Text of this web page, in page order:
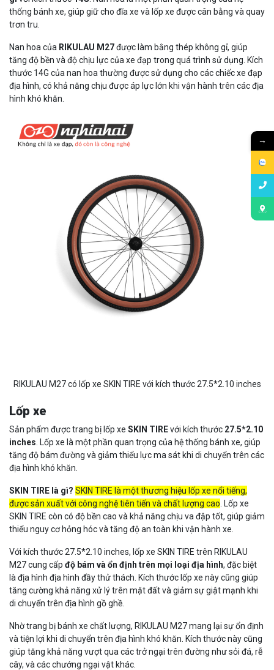
thống bánh xe, giúp giữ cho đĩa xe và lốp xe được cân bằng và quay
trơn tru.
Nan hoa của RIKULAU M27được làm bằng thép không gỉ, giúp
tăng độ bền và độ chịu lực của xe đạp trong quá trình sử dụng. Kích
thước 14G của nan hoa thường được sử dụng cho các chiếc xe đạp
địa hình, có khả năng chịu được áp lực lớn khi vận hành trên các địa
hình khó khăn.
RIKULAU M27 có lốp xe SKIN TIRE với kích thước 27.5*2.10 inches
Lốp xe
Sản phẩm được trang bị lốp xe SKIN TIREvới kích thước 27.5*2.10
inches . Lốp xe là một phần quan trọng của hệ thống bánh xe, giúp
tăng độ bám đường và giảm thiểu lực ma sát khi di chuyển trên các
địa hình khó khăn.
SKIN TIRE là gì? SKIN TIRE là một thương hiệu lốp xe nổi tiếng,
được sản xuất với công nghệ tiên tiến và chất lượng cao . Lốp xe
SKIN TIRE còn có độ bền cao và khả năng chịu va đập tốt, giúp giảm
thiểu nguy cơ hỏng hóc và tăng độ an toàn khi vận hành xe.
Với kích thước 27.5*2.10 inches, lốp xe SKIN TIRE trên RIKULAU
M27 cung cấp độ bám và ổn định trên mọi loại địa hình, đặc biệt
là địa hình địa hình đầy thử thách. Kích thước lốp xe này cũng giúp
tăng cường khả năng xử lý trên mặt đất và giảm sự giật mạnh khi
di chuyển trên địa hình gồ ghề.
Nhờ trang bị bánh xe chất lượng, RIKULAU M27 mang lại sự ổn định
và tiện lợi khi di chuyển trên địa hình khó khăn. Kích thước này cũng
giúp tăng khả năng vượt qua các trở ngại trên đường như sỏi đá, rễ
cây, và các chướng ngại vật khác.
→